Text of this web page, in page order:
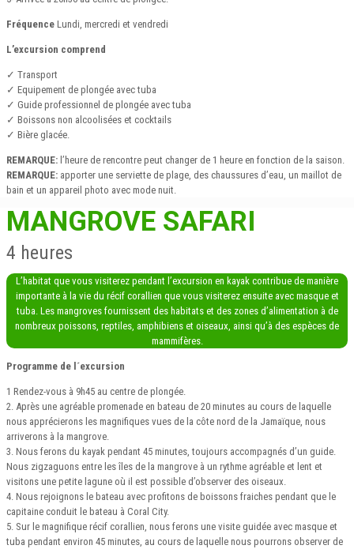
Fréquence Lundi, mercredi et vendredi
L’excursion comprend
✓ Transport
✓ Equipement de plongée avec tuba
✓ Guide professionnel de plongée avec tuba
✓ Boissons non alcoolisées et cocktails
✓ Bière glacée.
REMARQUE: l’heure de rencontre peut changer de 1 heure en fonction de la saison.
REMARQUE: apporter une serviette de plage, des chaussures d’eau, un maillot de
bain et un appareil photo avec mode nuit.
MANGROVE SAFARI
4 heures
L’habitat que vous visiterez pendant l’excursion en kayak contribue de manière
importante à la vie du récif corallien que vous visiterez ensuite avec masque et
tuba. Les mangroves fournissent des habitats et des zones d’alimentation à de
nombreux poissons, reptiles, amphibiens et oiseaux, ainsi qu’à des espèces de
mammifères.
Programme de l´excursion
1 Rendez-vous à 9h45 au centre de plongée.
2. Après une agréable promenade en bateau de 20 minutes au cours de laquelle
nous apprécierons les magnifiques vues de la côte nord de la Jamaïque, nous
arriverons à la mangrove.
3. Nous ferons du kayak pendant 45 minutes, toujours accompagnés d’un guide.
Nous zigzaguons entre les îles de la mangrove à un rythme agréable et lent et
visitons une petite lagune où il est possible d’observer des oiseaux.
4. Nous rejoignons le bateau avec profitons de boissons fraiches pendant que le
capitaine conduit le bateau à Coral City.
5. Sur le magnifique récif corallien, nous ferons une visite guidée avec masque et
tuba pendant environ 45 minutes, au cours de laquelle nous pourrons observer de